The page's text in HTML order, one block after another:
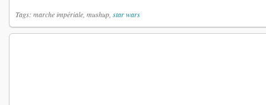
Tags: marche impériale, mushup, star wars